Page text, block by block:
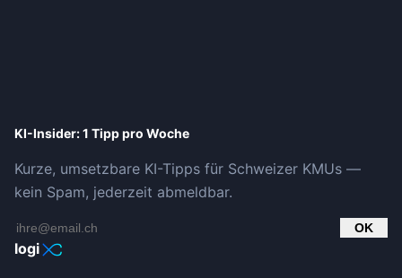
KI-Insider: 1 Tipp pro Woche
Kurze, umsetzbare KI-Tipps für Schweizer KMUs —
kein Spam, jederzeit abmeldbar.
OK
logi